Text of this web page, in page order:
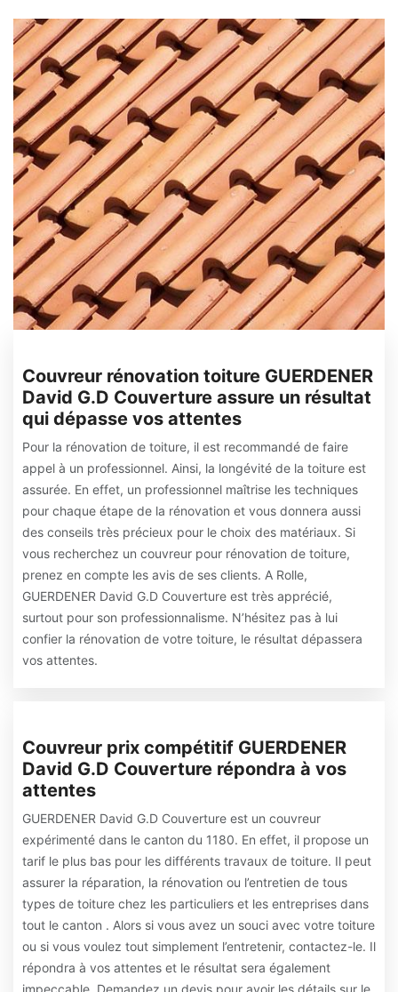
Couvreur rénovation toiture GUERDENER
David G.D Couverture assure un résultat
qui dépasse vos attentes
Pour la rénovation de toiture, il est recommandé de faire
appel à un professionnel. Ainsi, la longévité de la toiture est
assurée. En effet, un professionnel maîtrise les techniques
pour chaque étape de la rénovation et vous donnera aussi
des conseils très précieux pour le choix des matériaux. Si
vous recherchez un couvreur pour rénovation de toiture,
prenez en compte les avis de ses clients. A Rolle,
GUERDENER David G.D Couverture est très apprécié,
surtout pour son professionnalisme. N’hésitez pas à lui
confier la rénovation de votre toiture, le résultat dépassera
vos attentes.
Couvreur prix compétitif GUERDENER
David G.D Couverture répondra à vos
attentes
GUERDENER David G.D Couverture est un couvreur
expérimenté dans le canton du 1180. En effet, il propose un
tarif le plus bas pour les différents travaux de toiture. Il peut
assurer la réparation, la rénovation ou l’entretien de tous
types de toiture chez les particuliers et les entreprises dans
tout le canton . Alors si vous avez un souci avec votre toiture
ou si vous voulez tout simplement l’entretenir, contactez-le. Il
répondra à vos attentes et le résultat sera également
impeccable. Demandez un devis pour avoir les détails sur le